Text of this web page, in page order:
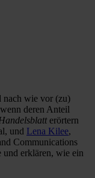
nach wie vor (zu)
deren Anteil
erörtern
und Lena Kilee,
Communications
und erklären, wie ein